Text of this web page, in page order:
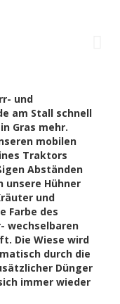
und
am Stall schnell
Gras mehr.
mobilen
Traktors
Abständen
unsere Hühner
und
Farbe des
wechselbaren
Die Wiese wird
durch die
Dünger
immer wieder